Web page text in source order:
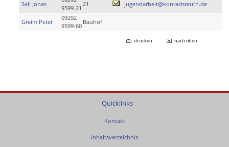
Sell Jonas
9599-21
21 jugendarbeit@konradsreuth.de
Greim Peter
09292
9599-60
Bauhof
drucken nach oben
Quicklinks
Kontakt
Inhaltsverzeichnis